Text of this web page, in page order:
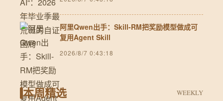
阿里Qwen出手：Skill-RM把奖励模型做成可
复用Agent Skill
2026/8/7 0:43:18
本周精选 WEEKLY